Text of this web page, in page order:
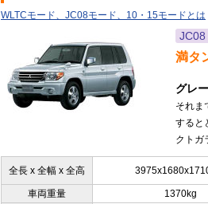
WLTCモード、JC08モード、10・15モードとは
JC08
満タ
グレ
それま
すると
クトガ
全長 x 全幅 x 全高
車両重量 1370kg